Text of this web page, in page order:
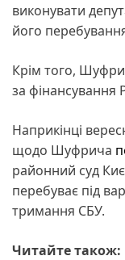
виконувати
його
Крім того,
за фінансування
Наприкінці
щодо Шуфрича
районний суд
перебуває під
тримання СБУ.
Читайте також: